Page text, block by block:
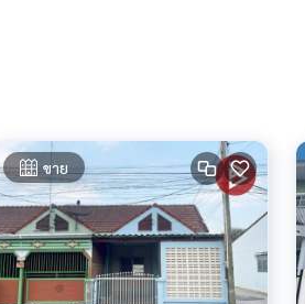
www.tb.co.th
The Best Property Agent CO,.LTD. ผู้นำด้า
ทคโนโลยี และ
ขาย